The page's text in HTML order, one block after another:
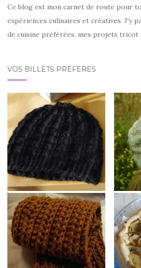
Ce blog est mon carnet de route pour
expériences culinaires et créatives. J'y
de cuisine préférées, mes projets tricot
VOS BILLETS PRÉFÉRÉS